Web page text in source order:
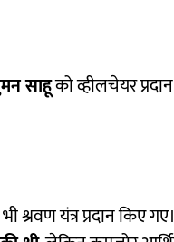
साहूको व्हीलचेयर
श्रवण यंत्र प्रदान किए गए।